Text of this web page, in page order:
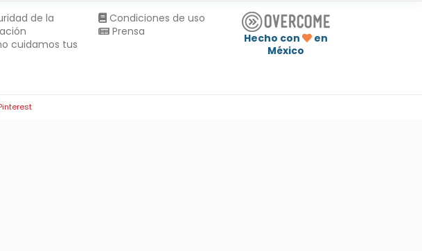
de la
cuidamos tus
Condiciones de uso
Prensa
Hecho con
en
México